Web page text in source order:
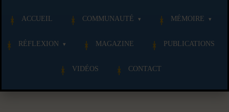
ACCUEIL COMMUNAUTÉ MÉMOIRE
RÉFLEXION MAGAZINE PUBLICATIONS
VIDÉOS CONTACT